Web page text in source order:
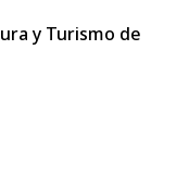
y Turismo de